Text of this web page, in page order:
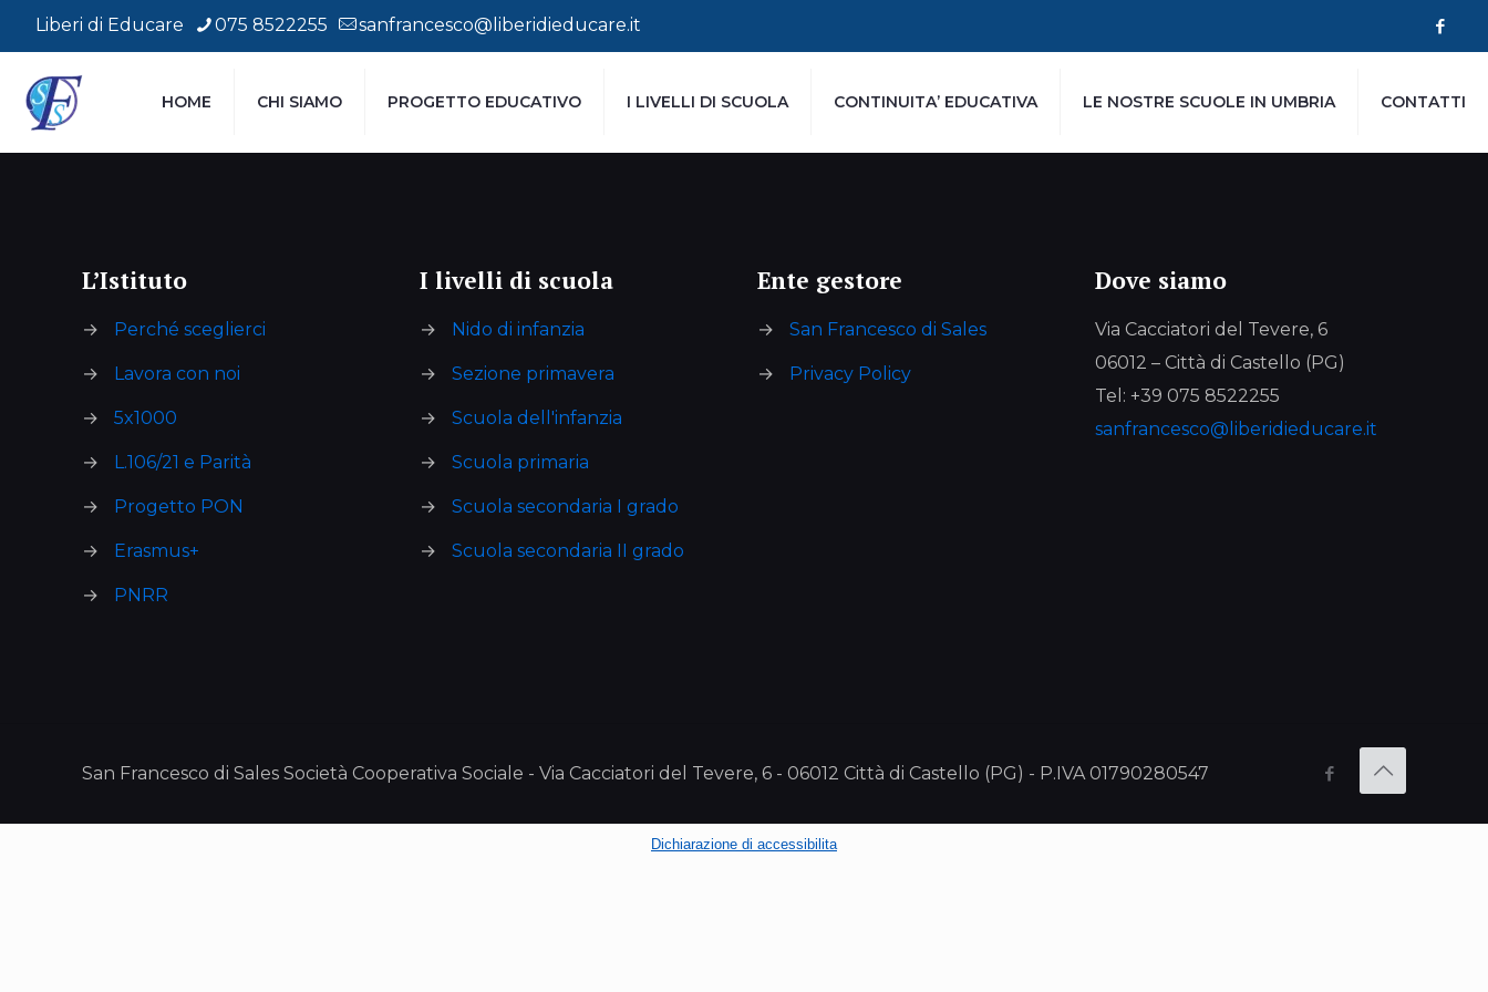
Liberi di Educare 075 8522255 sanfrancesco@liberidieducare.it
HOME CHI SIAMO PROGETTO EDUCATIVO I LIVELLI DI SCUOLA CONTINUITA’ EDUCATIVA LE NOSTRE SCUOLE IN UMBRIA CONTATTI
L’Istituto
→ Perché sceglierci
→ Lavora con noi
→ 5x1000
→ L.106/21 e Parità
→ Progetto PON
→ Erasmus+
→ PNRR
I livelli di scuola
→ Nido di infanzia
→ Sezione primavera
→ Scuola dell'infanzia
→ Scuola primaria
→ Scuola secondaria I grado
→ Scuola secondaria II grado
Ente gestore
→ San Francesco di Sales
→ Privacy Policy
Dove siamo
Via Cacciatori del Tevere, 6
06012 – Città di Castello (PG)
Tel: +39 075 8522255
sanfrancesco@liberidieducare.it
San Francesco di Sales Società Cooperativa Sociale - Via Cacciatori del Tevere, 6 - 06012 Città di Castello (PG) - P.IVA 01790280547
Dichiarazione di accessibilita